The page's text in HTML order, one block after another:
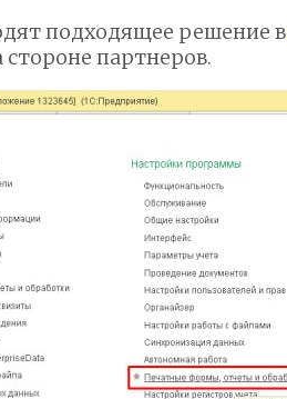
подходящее решение в
стороне партнеров.